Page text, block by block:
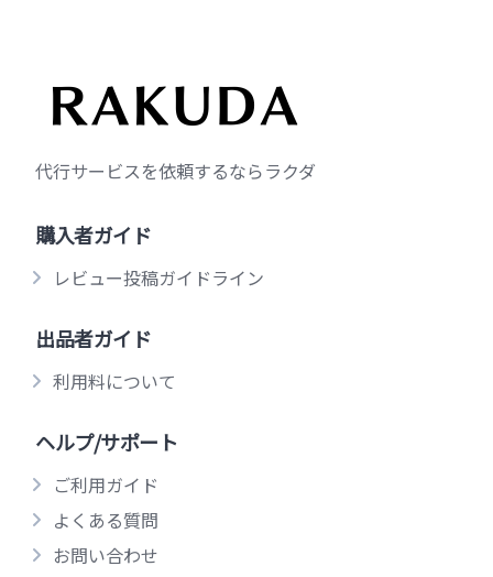
代行サービスを依頼するならラクダ
購入者ガイド
レビュー投稿ガイドライン
出品者ガイド
利用料について
ヘルプ/サポート
ご利用ガイド
よくある質問
お問い合わせ